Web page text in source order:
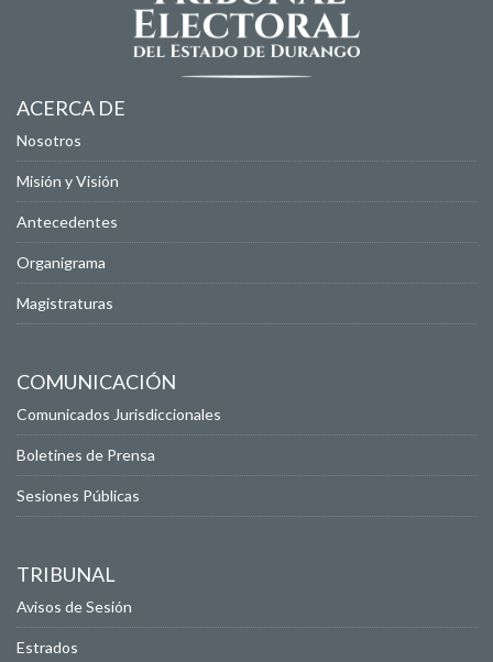
ACERCA DE
Nosotros
Misión y Visión
Antecedentes
Organigrama
Magistraturas
COMUNICACIÓN
Comunicados Jurisdiccionales
Boletines de Prensa
Sesiones Públicas
TRIBUNAL
Avisos de Sesión
Estrados